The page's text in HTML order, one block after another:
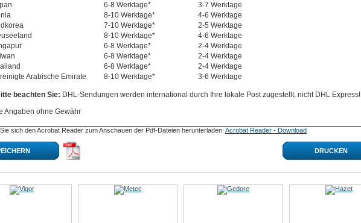
6-8 Werktage*
3-7 Werktage
8-10 Werktage*
4-6 Werktage
7-10 Werktage*
2-5 Werktage
8-10 Werktage*
4-6 Werktage
6-8 Werktage*
2-4 Werktage
6-8 Werktage*
2-4 Werktage
6-8 Werktage*
2-4 Werktage
Arabische Emirate
8-10 Werktage* 3-6 Werktage
beachten Sie: DHL-Sendungen werden international durch Ihre lokale Post zugestellt, nicht DHL Express!
Angaben ohne Gewähr
sich den Acrobat Reader zum Anschauen der Pdf-Dateien herunterladen: Acrobat Reader - Download
DRUCKEN